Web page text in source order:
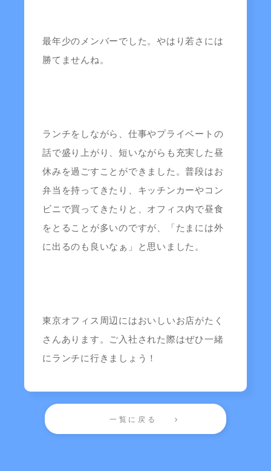
最年少のメンバーでした。やはり若さには
勝てませんね。
ランチをしながら、仕事やプライベートの
話で盛り上がり、短いながらも充実した昼
休みを過ごすことができました。普段はお
弁当を持ってきたり、キッチンカーやコン
ビニで買ってきたりと、オフィス内で昼食
をとることが多いのですが、「たまには外
に出るのも良いなぁ」と思いました。
東京オフィス周辺にはおいしいお店がたく
さんあります。ご入社された際はぜひ一緒
にランチに行きましょう！
一覧に戻る